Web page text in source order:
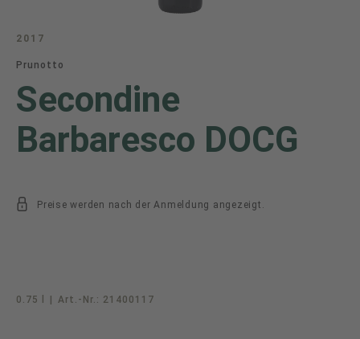
2017
Prunotto
Secondine
Barbaresco DOCG
Preise werden nach der Anmeldung angezeigt.
0.75 l Art.-Nr.: 21400117